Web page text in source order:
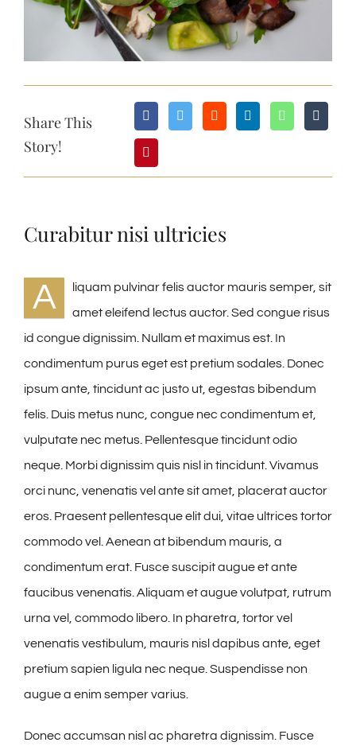
Share This
Story!
Curabitur nisi ultricies
A
liquam pulvinar felis auctor mauris semper, sit
amet eleifend lectus auctor. Sed congue risus
id congue dignissim. Nullam et maximus est. In
condimentum purus eget est pretium sodales. Donec
ipsum ante, tincidunt ac justo ut, egestas bibendum
felis. Duis metus nunc, congue nec condimentum et,
vulputate nec metus. Pellentesque tincidunt odio
neque. Morbi dignissim quis nisl in tincidunt. Vivamus
orci nunc, venenatis vel ante sit amet, placerat auctor
eros. Praesent pellentesque elit dui, vitae ultrices tortor
commodo vel. Aenean at bibendum mauris, a
condimentum erat. Fusce suscipit augue et ante
faucibus venenatis. Aliquam et augue volutpat, rutrum
urna vel, commodo libero. In pharetra, tortor vel
venenatis vestibulum, mauris nisl dapibus ante, eget
pretium sapien ligula nec neque. Suspendisse non
augue a enim semper varius.
Donec accumsan nisl ac pharetra dignissim. Fusce